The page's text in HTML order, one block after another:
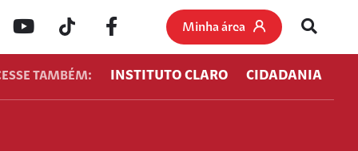
Minha área
TAMBÉM: INSTITUTO CLARO CIDADANIA